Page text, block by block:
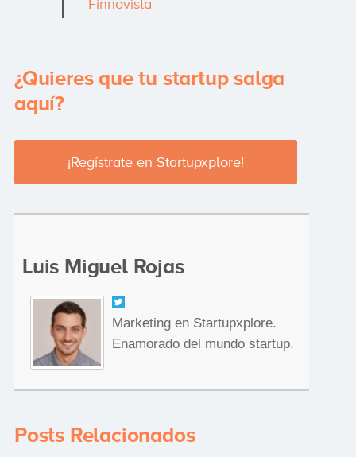
Finnovista
¿Quieres que tu startup salga
aquí?
¡Regístrate en Startupxplore!
Luis Miguel Rojas
Marketing en Startupxplore.
Enamorado del mundo startup.
Posts Relacionados